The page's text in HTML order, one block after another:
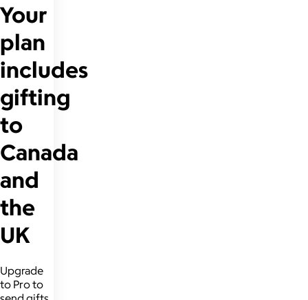
Your
plan
includes
gifting
to
Canada
and
the
UK
Upgrade
to Pro to